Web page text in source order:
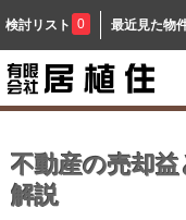
検討リスト 0 最近見た物
不動産の売却
解説